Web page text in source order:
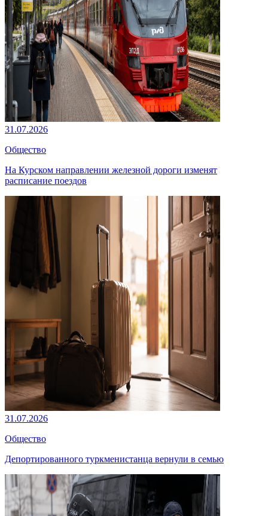
31.07.2026
Общество
На Курском направлении железной дороги изменят
расписание поездов
31.07.2026
Общество
Депортированного туркменистанца вернули в семью